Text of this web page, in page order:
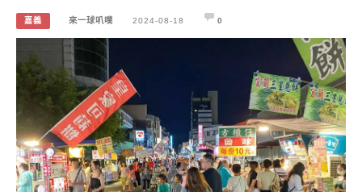
嘉義 來一球叭噗 2024-08-18 0